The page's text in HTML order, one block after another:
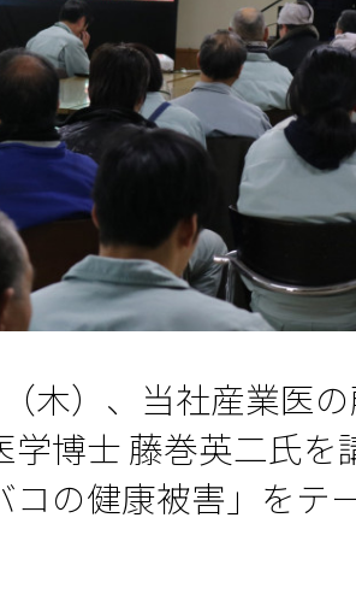
木）、当社産業医
学博士 藤巻英二氏
コの健康被害」をテ